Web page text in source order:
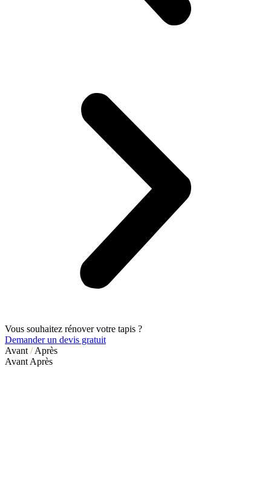
Vous souhaitez rénover votre tapis ?
Demander un devis gratuit
Avant /Après
Avant Après